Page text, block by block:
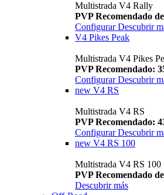
Multistrada V4 Rally
PVP Recomendado
Configurar Descubrir
V4 Pikes Peak
Multistrada V4 Pikes
PVP Recomendado:
Configurar Descubrir
new V4 RS
Multistrada V4 RS
PVP Recomendado:
ConfigurarDescubrir
new V4 RS 100
Multistrada V4 RS 100
PVP Recomendado
Descubrir más